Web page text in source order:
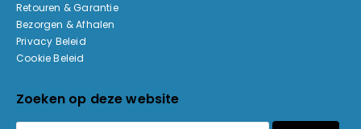
Retouren & Garantie
Bezorgen & Afhalen
Privacy Beleid
Cookie Beleid
Zoeken op deze website